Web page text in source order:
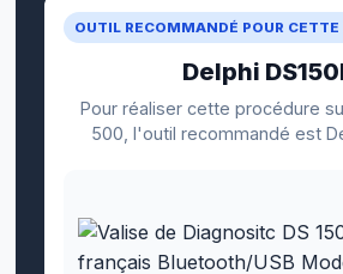
OUTIL RECOMMANDÉ POUR CETTE
Delphi
Pour réaliser cette procédure
500, l'outil recommandé est